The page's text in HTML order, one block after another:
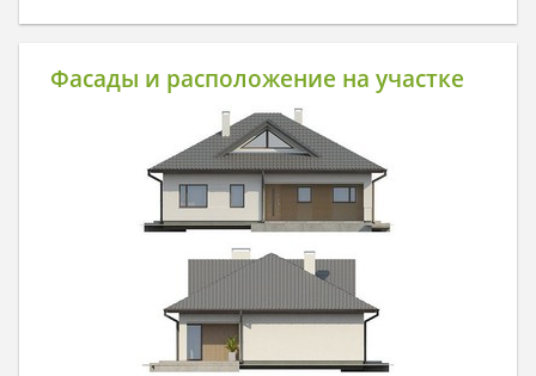
Фасады и расположение на участке